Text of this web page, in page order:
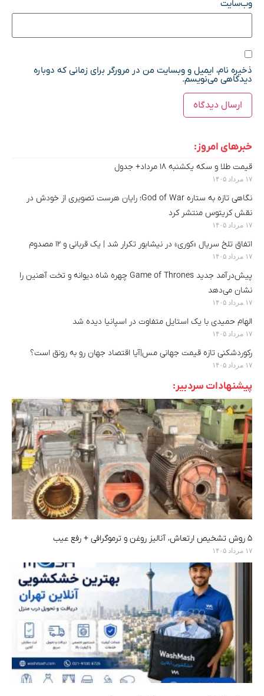
وب‌سایت
ذخیره نام، ایمیل و وبسایت من در مرورگر برای زمانی که دوباره
دیدگاهی می‌نویسم.
خبرهای امروز:
قیمت طلا و سکه یکشنبه ۱۸ مرداد+ جدول
۱۷ مرداد ۱۴۰۵
نگاهی تازه به ستاره God of War؛ رایان هرست تصویری از خودش در
نقش کریتوس منتشر کرد
۱۷ مرداد ۱۴۰۵
اتفاق تلخ سریال «کوری» در نیشابور تکرار شد | یک قربانی و ۱۲ مصدوم
۱۷ مرداد ۱۴۰۵
پیش‌درآمد جدید Game of Thrones چهره شاه دیوانه و تخت آهنین را
نشان می‌دهد
۱۷ مرداد ۱۴۰۵
الهام حمیدی با یک استایل متفاوت در اسپانیا دیده شد
۱۷ مرداد ۱۴۰۵
رکوردشکنی تازه قیمت جهانی مس|آیا اقتصاد جهان رو به رونق است؟
۱۷ مرداد ۱۴۰۵
پیشنهادات سردبیر:
۵ روش تشخیص ارتعاش، آنالیز روغن و ترموگرافی + رفع عیب
۱۷ مرداد ۱۴۰۵